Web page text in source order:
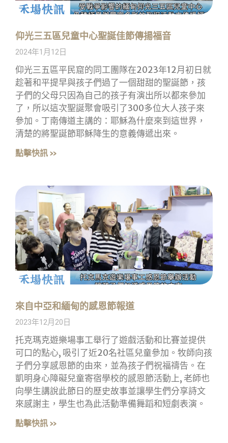
仰光三五區兒童中心聖誕佳節傳揚福音
2024年1月12日
仰光三五區平民窟的同工團隊在2023年12月初日就
趁著和平提早與孩子們過了一個甜甜的聖誕節，孩
子們的父母只因為自己的孩子有演出所以都來參加
了，所以這次聖誕聚會吸引了300多位大人孩子來
參加。丁南傳道主講的：耶穌為什麼來到這世界，
清楚的將聖誕節耶穌降生的意義傳遞出來。
點擊快訊 »
來自中亞和緬甸的感恩節報道
2023年12月20日
托克瑪克遊樂場事工舉行了遊戲活動和比賽並提供
可口的點心, 吸引了近20名社區兒童參加。牧師向孩
子們分享感恩節的由來，並為孩子們祝福禱告。在
凱明身心障礙兒童寄宿學校的感恩節活動上, 老師也
向學生講說此節日的歷史故事並讓學生們分享詩文
來感謝主，學生也為此活動準備舞蹈和短劇表演。
點擊快訊 »